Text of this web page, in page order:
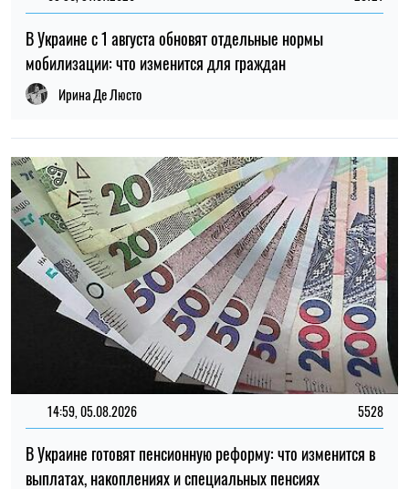
14:59, 05.08.2026
В Украине готовят пенсионную реформу: что изменится в
выплатах, накоплениях и специальных пенсиях
Ирина Де Люсто